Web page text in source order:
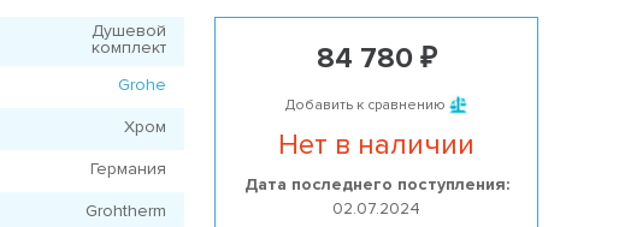
84 780 ₽
Добавить к сравнению
Нет в наличии
Дата последнего поступления:
02.07.2024
Душевой
комплект
Grohe
Хром
Германия
Grohtherm